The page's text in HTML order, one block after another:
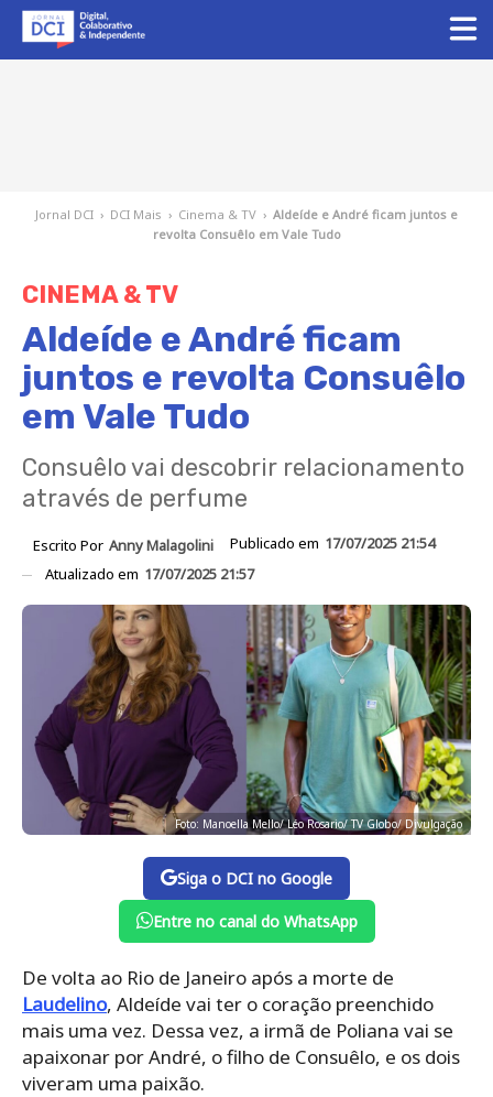
Jornal DCI › DCI Mais › Cinema & TV › Aldeíde e André ficam juntos e
revolta Consuêlo em Vale Tudo
CINEMA & TV
Aldeíde e André ficam
juntos e revolta Consuêlo
em Vale Tudo
Consuêlo vai descobrir relacionamento
através de perfume
Escrito Por Anny Malagolini Publicado em 17/07/2025 21:54
Atualizado em 17/07/2025 21:57
Foto: Manoella Mello/ Léo Rosario/ TV Globo/ Divulgação
Siga o DCI no Google
Entre no canal do WhatsApp
De volta ao Rio de Janeiro após a morte de
Laudelino, Aldeíde vai ter o coração preenchido
mais uma vez. Dessa vez, a irmã de Poliana vai se
apaixonar por André, o filho de Consuêlo, e os dois
viveram uma paixão.